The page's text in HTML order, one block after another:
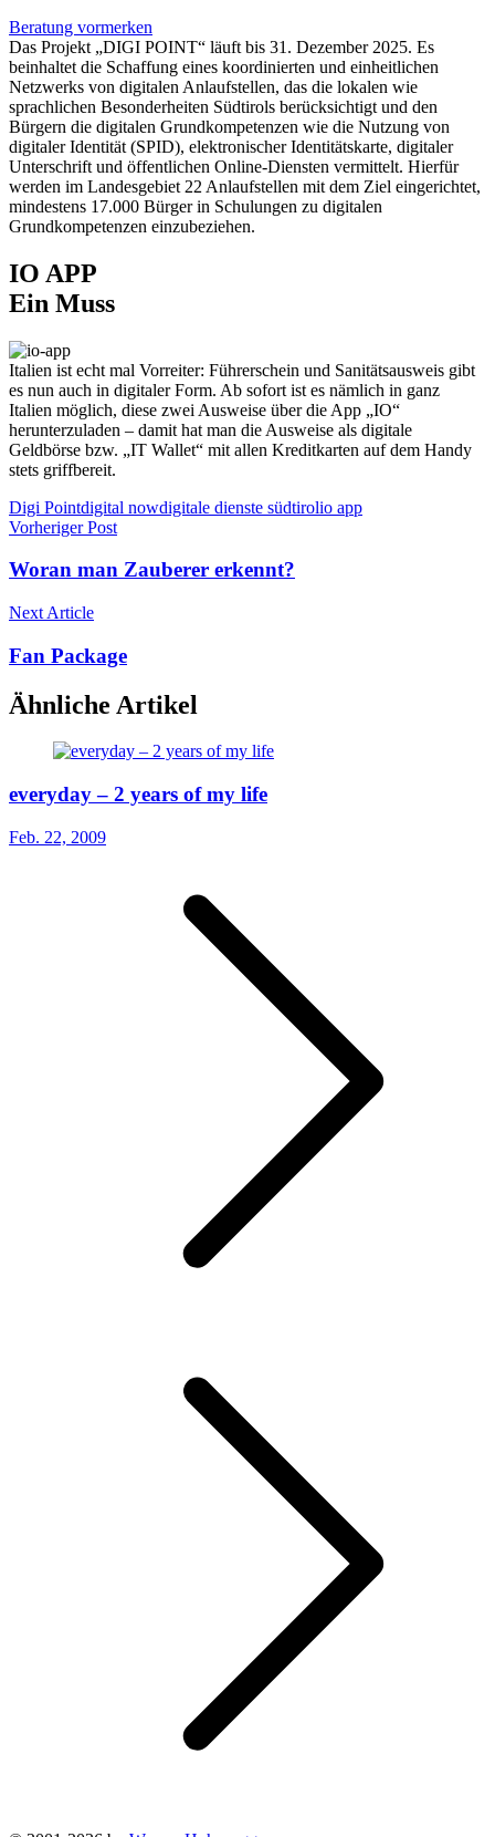
Beratung vormerken
Das Projekt „DIGI POINT“ läuft bis 31. Dezember 2025. Es
beinhaltet die Schaffung eines koordinierten und einheitlichen
Netzwerks von digitalen Anlaufstellen, das die lokalen wie
sprachlichen Besonderheiten Südtirols berücksichtigt und den
Bürgern die digitalen Grundkompetenzen wie die Nutzung von
digitaler Identität (SPID), elektronischer Identitätskarte, digitaler
Unterschrift und öffentlichen Online-Diensten vermittelt. Hierfür
werden im Landesgebiet 22 Anlaufstellen mit dem Ziel eingerichtet,
mindestens 17.000 Bürger in Schulungen zu digitalen
Grundkompetenzen einzubeziehen.
IO APP
Ein Muss
Italien ist echt mal Vorreiter: Führerschein und Sanitätsausweis gibt
es nun auch in digitaler Form. Ab sofort ist es nämlich in ganz
Italien möglich, diese zwei Ausweise über die App „IO“
herunterzuladen – damit hat man die Ausweise als digitale
Geldbörse bzw. „IT Wallet“ mit allen Kreditkarten auf dem Handy
stets griffbereit.
Digi Pointdigital nowdigitale dienste südtirolio app
Vorheriger Post
Woran man Zauberer erkennt?
Next Article
Fan Package
Ähnliche Artikel
everyday – 2 years of my life
Feb. 22, 2009